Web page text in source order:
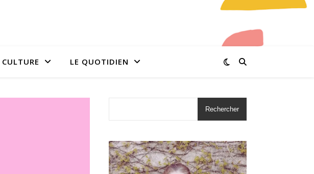
CULTURE LE QUOTIDIEN
Rechercher